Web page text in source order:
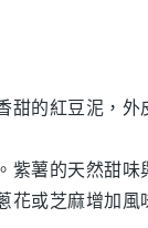
甜的紅豆泥，
薯的天然甜味
或芝麻增加